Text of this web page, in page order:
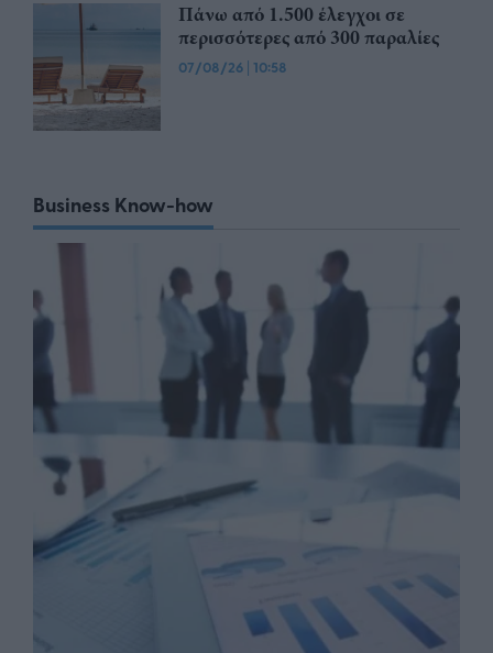
Πάνω από 1.500 έλεγχοι σε
περισσότερες από 300 παραλίες
07/08/26 | 10:58
Business Know-how